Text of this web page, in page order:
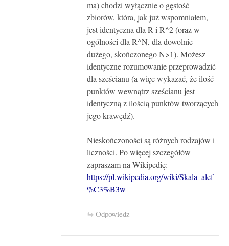
ma) chodzi wyłącznie o gęstość
zbiorów, która, jak już wspomniałem,
jest identyczna dla R i R^2 (oraz w
ogólności dla R^N, dla dowolnie
dużego, skończonego N>1). Możesz
identyczne rozumowanie przeprowadzić
dla sześcianu (a więc wykazać, że ilość
punktów wewnątrz sześcianu jest
identyczną z ilością punktów tworzących
jego krawędź).
Nieskończoności są różnych rodzajów i
liczności. Po więcej szczegółów
zapraszam na Wikipedię:
https://pl.wikipedia.org/wiki/Skala_alef
%C3%B3w
Odpowiedz